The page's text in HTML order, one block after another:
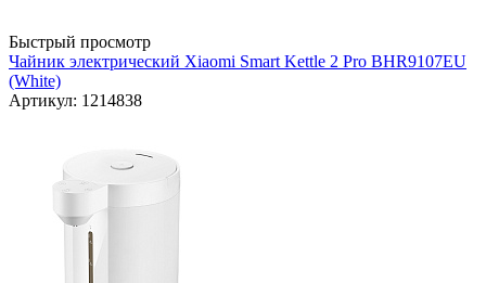
Быстрый просмотр
Чайник электрический Xiaomi Smart Kettle 2 Pro BHR9107EU
(White)
Артикул: 1214838